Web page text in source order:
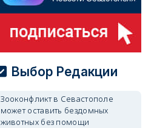
Выбор Редакции
Зооконфликт в Севастополе
может оставить бездомных
животных без помощи